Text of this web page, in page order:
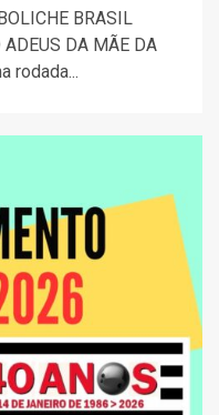
BRASIL
DA MÃE DA
rodada...